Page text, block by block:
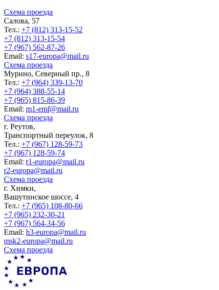
Схема проезда
Салова, 57
Тел.: +7 (812) 313-15-52
+7 (812) 313-15-54
+7 (967) 562-87-26
Еmail: s17-europa@mail.ru
Схема проезда
Мурино, Северный пр., 8
Тел.: +7 (964) 339-13-70
+7 (964) 388-55-14
+7 (965) 815-86-39
Еmail: m1-emf@mail.ru
Схема проезда
г. Реутов,
Транспортный переулок, 8
Тел.: +7 (967) 128-59-73
+7 (967) 128-59-74
Еmail: r1-europa@mail.ru
r2-europa@mail.ru
Схема проезда
г. Химки,
Вашутинское шоссе, 4
Тел.: +7 (965) 108-80-66
+7 (965) 232-30-21
+7 (967) 564-34-56
Еmail: h3-europa@mail.ru
msk2-europa@mail.ru
Схема проезда